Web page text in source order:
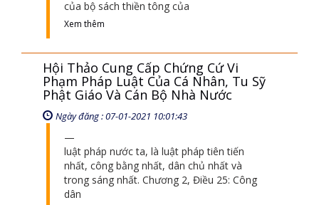
của bộ sách thiền tông của
Xem thêm
Hội Thảo Cung Cấp Chứng Cứ Vi
Phạm Pháp Luật Của Cá Nhân, Tu Sỹ
Phật Giáo Và Cán Bộ Nhà Nước
Ngày đăng : 07-01-2021 10:01:43
luật pháp nước ta, là luật pháp tiên tiến
nhất, công bằng nhất, dân chủ nhất và
trong sáng nhất. Chương 2, Điều 25: Công
dân